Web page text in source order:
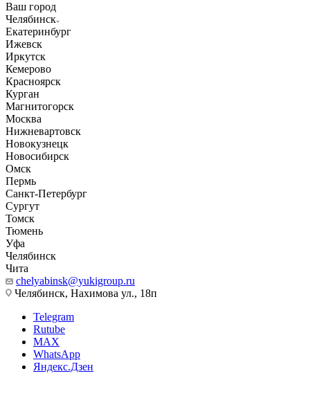
Ваш город
Челябинск
Екатеринбург
Ижевск
Иркутск
Кемерово
Красноярск
Курган
Магнитогорск
Москва
Нижневартовск
Новокузнецк
Новосибирск
Омск
Пермь
Санкт-Петербург
Сургут
Томск
Тюмень
Уфа
Челябинск
Чита
chelyabinsk@yukigroup.ru
Челябинск, Нахимова ул., 18п
Telegram
Rutube
MAX
WhatsApp
Яндекс.Дзен